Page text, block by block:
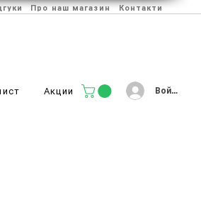
Про наш магазин Контакти
Акции Войти